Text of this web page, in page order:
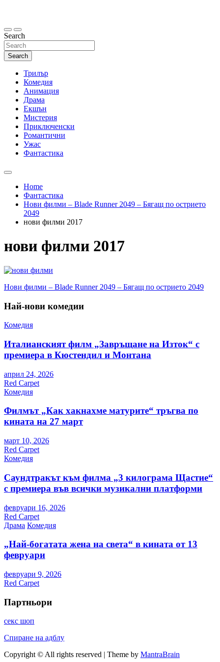
Search
Search
Трилър
Комедия
Анимация
Драма
Екшън
Мистерия
Приключенски
Романтични
Ужас
Фантастика
Home
Фантастика
Нови филми – Blade Runner 2049 – Бягащ по острието
2049
нови филми 2017
нови филми 2017
Навигация
Нови филми – Blade Runner 2049 – Бягащ по острието 2049
Най-нови комедии
Комедия
Италианският филм „Завръщане на Изток“ с
премиера в Кюстендил и Монтана
април 24, 2026
Red Carpet
Комедия
Филмът „Как хакнахме матурите“ тръгва по
кината на 27 март
март 10, 2026
Red Carpet
Комедия
Саундтракът към филма „3 килограма Щастие“
с премиера във всички музикални платформи
февруари 16, 2026
Red Carpet
Драма Комедия
„Най-богатата жена на света“ в кината от 13
февруари
февруари 9, 2026
Red Carpet
Партньори
секс шоп
Спиране на адблу
Copyright © All rights reserved | Theme by MantraBrain